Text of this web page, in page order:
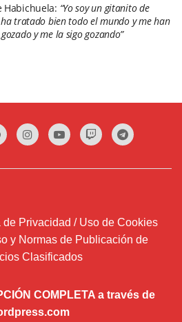
Habichuela: “Yo soy un gitanito de
tratado bien todo el mundo y me han
y me la sigo gozando”
Privacidad / Uso de Cookies
y Normas de Publicación de
Clasificados
COMPLETA a través de